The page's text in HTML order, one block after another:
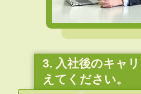
3. 入社後のキャ
えてください。